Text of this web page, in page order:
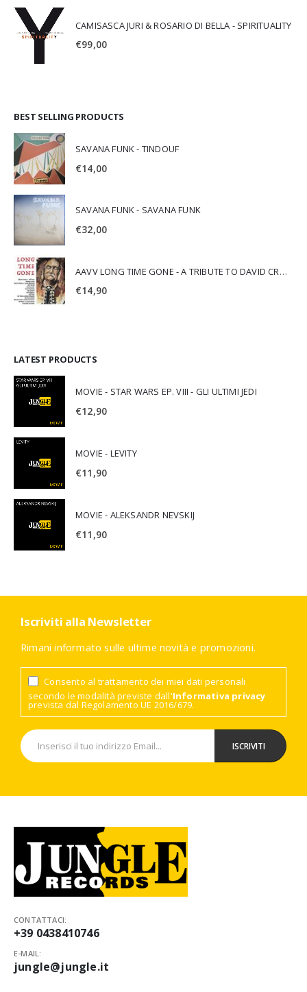
CAMISASCA JURI & ROSARIO DI BELLA - SPIRITUALITY
€99,00
BEST SELLING PRODUCTS
SAVANA FUNK - TINDOUF
€14,00
SAVANA FUNK - SAVANA FUNK
€32,00
AAVV LONG TIME GONE - A TRIBUTE TO DAVID CROSBY
€14,90
LATEST PRODUCTS
MOVIE - STAR WARS EP. VIII - GLI ULTIMI JEDI
€12,90
MOVIE - LEVITY
€11,90
MOVIE - ALEKSANDR NEVSKIJ
€11,90
Iscriviti alla Newsletter
Rimani informato sulle ultime novità e promozioni.
Consento al trattamento dei miei dati personali
secondo le modalità previste dall'Informativa privacy
prevista dal Regolamento UE 2016/679.
CONTATTACI:
+39 0438410746
E-MAIL:
jungle@jungle.it